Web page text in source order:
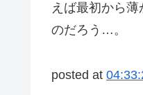
えば最初から
のだろう…。
posted at